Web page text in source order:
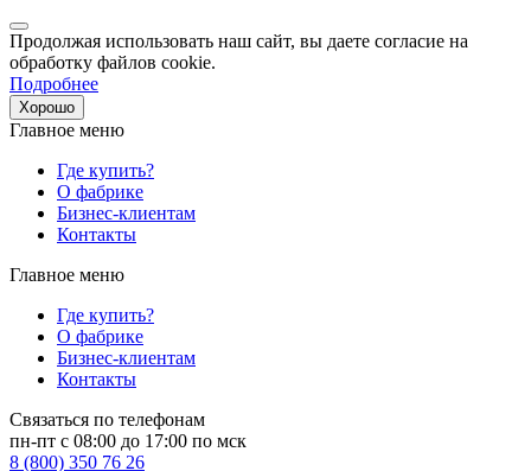
Продолжая использовать наш сайт, вы даете согласие на
обработку файлов cookie.
Подробнее
Хорошо
Главное меню
Где купить?
О фабрике
Бизнес-клиентам
Контакты
Главное меню
Где купить?
О фабрике
Бизнес-клиентам
Контакты
Связаться по телефонам
пн-пт с 08:00 до 17:00 по мск
8 (800) 350 76 26